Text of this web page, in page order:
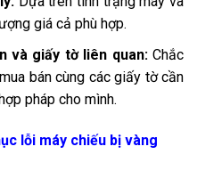
giá cả phù hợp.
và giấy tờ liên quan:Chắc
bán cùng các giấy tờ cần
pháp cho mình.
lỗi máy chiếu bị vàng